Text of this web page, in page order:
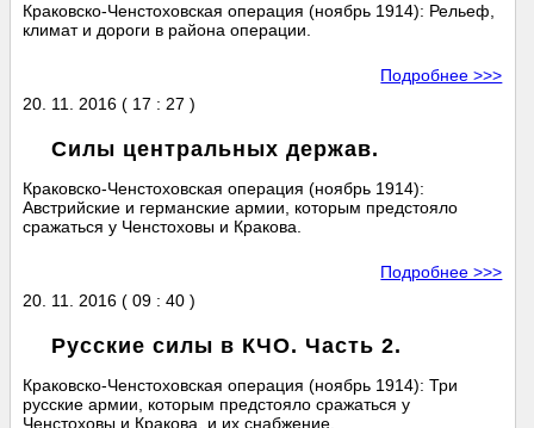
Краковско-Ченстоховская операция (ноябрь 1914): Рельеф,
климат и дороги в района операции.
Подробнее >>>
20. 11. 2016 ( 17 : 27 )
Силы центральных держав.
Краковско-Ченстоховская операция (ноябрь 1914):
Австрийские и германские армии, которым предстояло
сражаться у Ченстоховы и Кракова.
Подробнее >>>
20. 11. 2016 ( 09 : 40 )
Русские силы в КЧО. Часть 2.
Краковско-Ченстоховская операция (ноябрь 1914): Три
русские армии, которым предстояло сражаться у
Ченстоховы и Кракова, и их снабжение.